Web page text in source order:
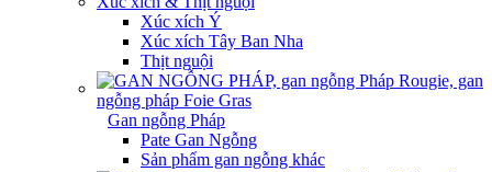
Xúc xích Ý
Xúc xích Tây Ban Nha
Thịt nguội
Gan ngỗng Pháp
Pate Gan Ngỗng
Sản phẩm gan ngỗng khác